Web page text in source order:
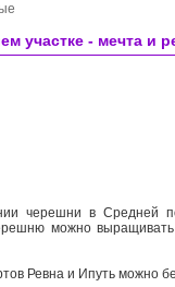
участке - мечта и
черешни в Средней
можно
Ревна и Ипуть можно